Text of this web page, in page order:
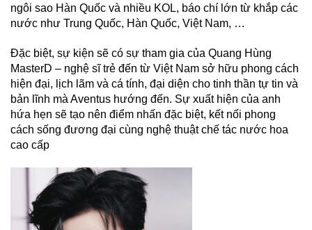
ngôi sao Hàn Quốc và nhiều KOL, báo chí lớn từ khắp các
nước như Trung Quốc, Hàn Quốc, Việt Nam, …
Đặc biệt, sự kiện sẽ có sự tham gia của Quang Hùng
MasterD – nghệ sĩ trẻ đến từ Việt Nam sở hữu phong cách
hiện đại, lịch lãm và cá tính, đại diện cho tinh thần tự tin và
bản lĩnh mà Aventus hướng đến. Sự xuất hiện của anh
hứa hẹn sẽ tạo nên điểm nhấn đặc biệt, kết nối phong
cách sống đương đại cùng nghệ thuật chế tác nước hoa
cao cấp